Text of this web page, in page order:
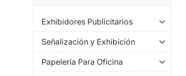
Exhibidores Publicitarios
Señalización y Exhibición
Papelería Para Oficina